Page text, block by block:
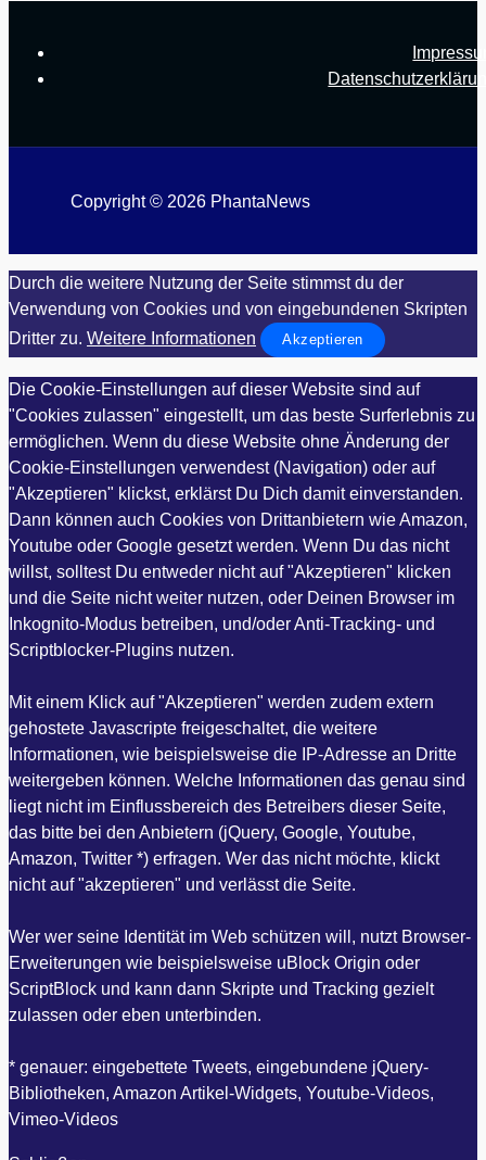
Copyright © 2026 PhantaNews
Durch die weitere Nutzung der Seite stimmst du der
Verwendung von Cookies und von eingebundenen Skripten
Dritter zu. Weitere Informationen Akzeptieren
Die Cookie-Einstellungen auf dieser Website sind auf
"Cookies zulassen" eingestellt, um das beste Surferlebnis zu
ermöglichen. Wenn du diese Website ohne Änderung der
Cookie-Einstellungen verwendest (Navigation) oder auf
"Akzeptieren" klickst, erklärst Du Dich damit einverstanden.
Dann können auch Cookies von Drittanbietern wie Amazon,
Youtube oder Google gesetzt werden. Wenn Du das nicht
willst, solltest Du entweder nicht auf "Akzeptieren" klicken
und die Seite nicht weiter nutzen, oder Deinen Browser im
Inkognito-Modus betreiben, und/oder Anti-Tracking- und
Scriptblocker-Plugins nutzen.
Mit einem Klick auf "Akzeptieren" werden zudem extern
gehostete Javascripte freigeschaltet, die weitere
Informationen, wie beispielsweise die IP-Adresse an Dritte
weitergeben können. Welche Informationen das genau sind
liegt nicht im Einflussbereich des Betreibers dieser Seite,
das bitte bei den Anbietern (jQuery, Google, Youtube,
Amazon, Twitter *) erfragen. Wer das nicht möchte, klickt
nicht auf "akzeptieren" und verlässt die Seite.
Wer wer seine Identität im Web schützen will, nutzt Browser-
Erweiterungen wie beispielsweise uBlock Origin oder
ScriptBlock und kann dann Skripte und Tracking gezielt
zulassen oder eben unterbinden.
* genauer: eingebettete Tweets, eingebundene jQuery-
Bibliotheken, Amazon Artikel-Widgets, Youtube-Videos,
Vimeo-Videos